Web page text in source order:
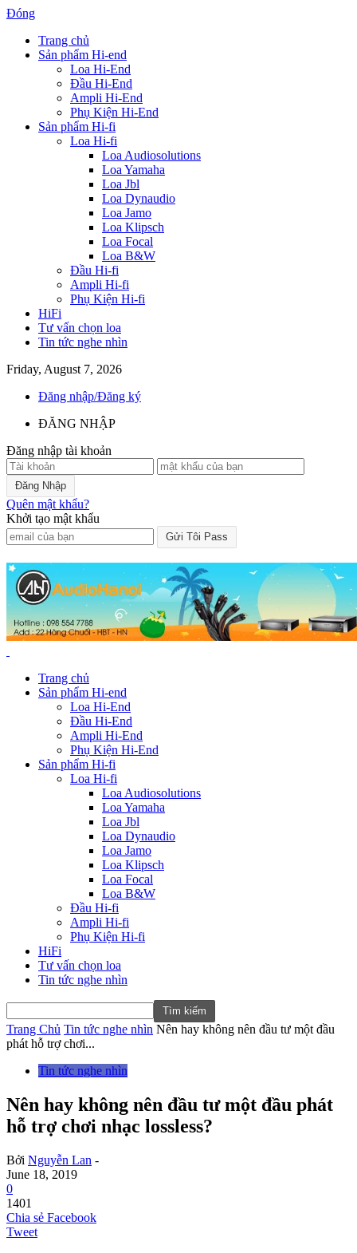
Đóng
Trang chủ
Sản phẩm Hi-end
Loa Hi-End
Đầu Hi-End
Ampli Hi-End
Phụ Kiện Hi-End
Sản phẩm Hi-fi
Loa Hi-fi
Loa Audiosolutions
Loa Yamaha
Loa Jbl
Loa Dynaudio
Loa Jamo
Loa Klipsch
Loa Focal
Loa B&W
Đầu Hi-fi
Ampli Hi-fi
Phụ Kiện Hi-fi
HiFi
Tư vấn chọn loa
Tin tức nghe nhìn
Friday, August 7, 2026
Đăng nhập/Đăng ký
ĐĂNG NHẬP
Đăng nhập tài khoản
Quên mật khẩu?
Khởi tạo mật khẩu
Trang chủ
Sản phẩm Hi-end
Loa Hi-End
Đầu Hi-End
Ampli Hi-End
Phụ Kiện Hi-End
Sản phẩm Hi-fi
Loa Hi-fi
Loa Audiosolutions
Loa Yamaha
Loa Jbl
Loa Dynaudio
Loa Jamo
Loa Klipsch
Loa Focal
Loa B&W
Đầu Hi-fi
Ampli Hi-fi
Phụ Kiện Hi-fi
HiFi
Tư vấn chọn loa
Tin tức nghe nhìn
Trang Chủ Tin tức nghe nhìn Nên hay không nên đầu tư một đầu
phát hỗ trợ chơi...
Tin tức nghe nhìn
Nên hay không nên đầu tư một đầu phát
hỗ trợ chơi nhạc lossless?
Bởi Nguyễn Lan -
June 18, 2019
0
1401
Chia sẻ Facebook
Tweet